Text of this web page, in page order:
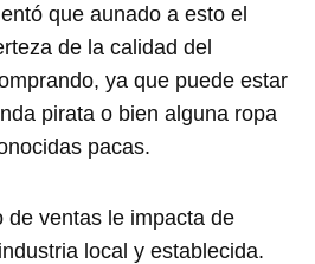
que aunado a esto el
de la calidad del
ya que puede estar
pirata o bien alguna ropa
pacas.
de ventas le impacta de
local y establecida.